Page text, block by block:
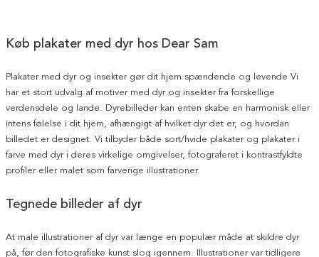
Køb plakater med dyr hos Dear Sam
Plakater med dyr og insekter gør dit hjem spændende og levende Vi
har et stort udvalg af motiver med dyr og insekter fra forskellige
verdensdele og lande. Dyrebilleder kan enten skabe en harmonisk eller
intens følelse i dit hjem, afhængigt af hvilket dyr det er, og hvordan
billedet er designet. Vi tilbyder både sort/hvide plakater og plakater i
farve med dyr i deres virkelige omgivelser, fotograferet i kontrastfyldte
profiler eller malet som farverige illustrationer.
Tegnede billeder af dyr
At male illustrationer af dyr var længe en populær måde at skildre dyr
på, før den fotografiske kunst slog igennem. Illustrationer var tidligere